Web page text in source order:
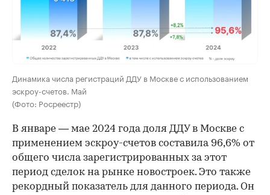
Динамика числа регистраций ДДУ в Москве с использованием
эскроу-счетов. Май
(Фото: Росреестр)
В январе — мае 2024 года доля ДДУ в Москве с
применением эскроу-счетов составила 96,6% от
общего числа зарегистрированных за этот
период сделок на рынке новостроек. Это также
рекордный показатель для данного периода. Он